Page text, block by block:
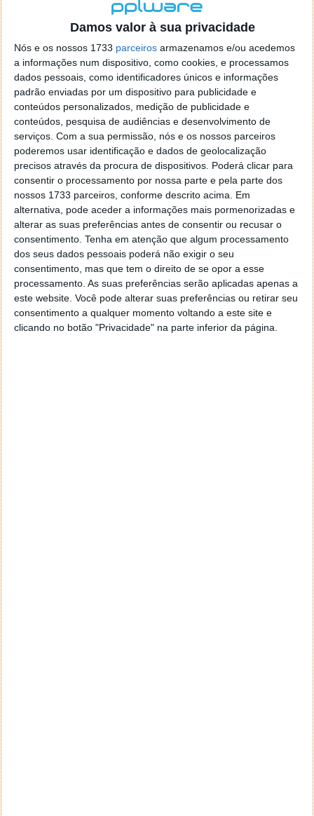
Damos valor à sua privacidade
Nós e os nossos 1733 parceiros armazenamos e/ou acedemos
a informações num dispositivo, como cookies, e processamos
dados pessoais, como identificadores únicos e informações
padrão enviadas por um dispositivo para publicidade e
conteúdos personalizados, medição de publicidade e
conteúdos, pesquisa de audiências e desenvolvimento de
serviços. Com a sua permissão, nós e os nossos parceiros
poderemos usar identificação e dados de geolocalização
precisos através da procura de dispositivos. Poderá clicar para
consentir o processamento por nossa parte e pela parte dos
nossos 1733 parceiros, conforme descrito acima. Em
alternativa, pode aceder a informações mais pormenorizadas e
alterar as suas preferências antes de consentir ou recusar o
consentimento. Tenha em atenção que algum processamento
dos seus dados pessoais poderá não exigir o seu
consentimento, mas que tem o direito de se opor a esse
processamento. As suas preferências serão aplicadas apenas a
este website. Você pode alterar suas preferências ou retirar seu
consentimento a qualquer momento voltando a este site e
clicando no botão "Privacidade" na parte inferior da página.
dólares. O recorde absoluto foi estabelecido em
2018, quando o bilionário embolsouum bónus de
quase 2.3 mil milhões de dólares em opções de
ações.
Já o chefe da Alphabet recebeu um bónus médio de
98.2 milhões de dólares por ano durante os últimos
cinco anos. No entanto, a forma como recebeu esse
bónus nem sempre foi da mesma forma ou no
mesmo montante. Por exemplo, em 2019, Pichai
recebeu 276.6 milhões de dólares em ações da
empresa, enquanto em 2022 ele recebeu 10 milhões
em dinheiro e 42.2 milhões em opções de ações.
Oracle e Amazon igualam os seus bónus
Os diretores executivos da Amazon e da Oracle, os
controversos Andy Jassy e Safra Catz,
respetivamente,receberam bónus superiores a 50
, o que os coloca em terceiro e